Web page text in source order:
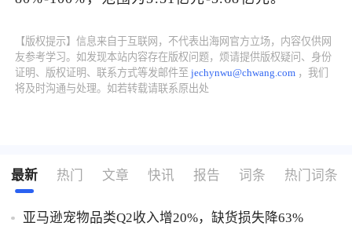
出海导航
【版权提示】信息来自于互联网，不代表出海网官方立场，内容仅供网
友参考学习。如发现本站内容存在版权问题，烦请提供版权疑问、身份
证明、版权证明、联系方式等发邮件至jechynwu@chwang.com ，我们
将及时沟通与处理。如若转载请联系原出处
最新 热门 文章 快讯 报告 词条 热门词条
亚马逊宠物品类Q2收入增20%，缺货损失降63%